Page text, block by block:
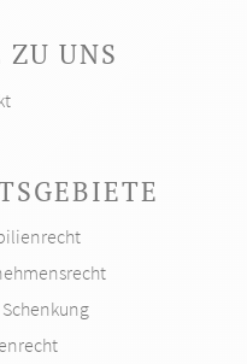
ZU UNS
Schenkung